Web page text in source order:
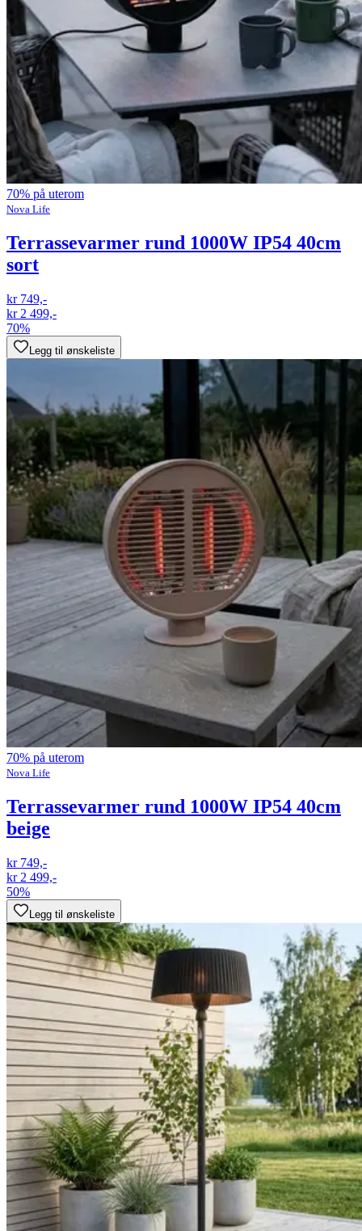
70% på uterom
Nova Life
Terrassevarmer rund 1000W IP54 40cm
sort
kr 749,-
kr 2 499,-
70%
Legg til ønskeliste
70% på uterom
Nova Life
Terrassevarmer rund 1000W IP54 40cm
beige
kr 749,-
kr 2 499,-
50%
Legg til ønskeliste